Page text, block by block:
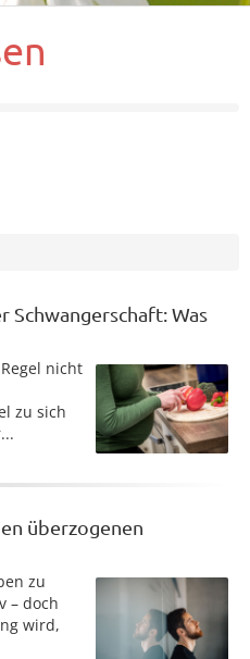
Schwangerschaft: Was
nicht
zu sich
überzogenen
zu
– doch
wird,